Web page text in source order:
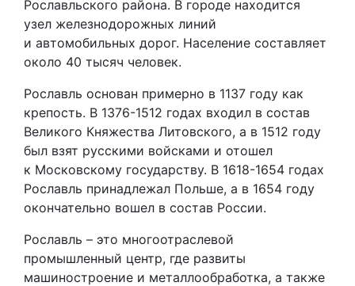
Рославльского района. В городе находится
узел железнодорожных линий
и автомобильных дорог. Население составляет
около 40 тысяч человек.
Рославль основан примерно в 1137 году как
крепость. В 1376-1512 годах входил в состав
Великого Княжества Литовского, а в 1512 году
был взят русскими войсками и отошел
к Московскому государству. В 1618-1654 годах
Рославль принадлежал Польше, а в 1654 году
окончательно вошел в состав России.
Рославль – это многоотраслевой
промышленный центр, где развиты
машиностроение и металлообработка, а также